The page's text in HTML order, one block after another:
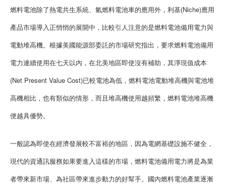
燃料電池除了熱電共生系統、氫燃料電池車的應用外，利基(Niche)應用
產品市場導入正悄悄的展開中，比較引人注意的是燃料電池備用電力與
電動堆高機。根據美國能源部委託的市場研究指出，要求燃料電池備用
電力連續使用在七天以內，在北美地區即使沒有補助，其淨現值成本
(Net Present Value Cost)已較電池為低，燃料電池電動堆高機與電池堆
高機相比，也有類似的情形，而且堆高機使用越頻繁，燃料電池堆高機
便越具優勢。
一般認為即使在經濟發展較不富裕的地區，因為電網基礎設施不健全，
現代的資通訊服務如果要進入這樣的市場，燃料電池備用電力將是為業
者帶來新市場、為社區帶來進步動力的好幫手。國內燃料電池產業逐漸